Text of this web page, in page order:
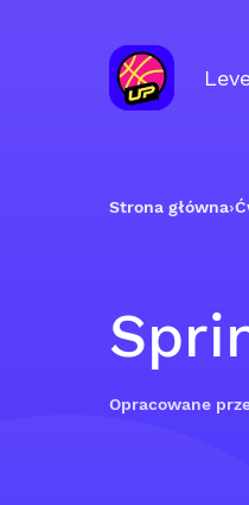
Strona główna›
Opracowane